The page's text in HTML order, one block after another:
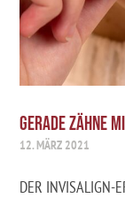
GERADE ZÄHNE
12. MÄRZ 2021
DER INVISALIGN-